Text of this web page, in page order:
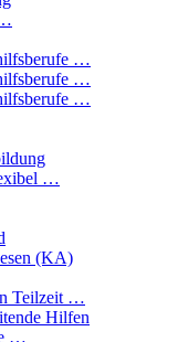
…
…
…
…
(KA)
Teilzeit …
Hilfen
…